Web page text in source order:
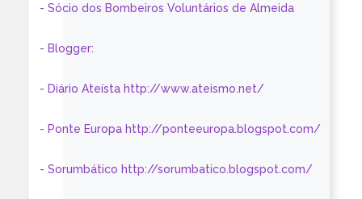
- Sócio dos Bombeiros Voluntários de Almeida
- Blogger:
- Diário Ateísta http://www.ateismo.net/
- Ponte Europa http://ponteeuropa.blogspot.com/
- Sorumbático http://sorumbatico.blogspot.com/